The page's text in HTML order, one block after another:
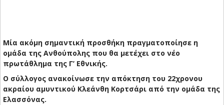
Μία ακόμη σημαντική προσθήκη πραγματοποίησε η
ομάδα της Ανθούπολης που θα μετέχει στο νέο
πρωτάθλημα της Γ’ Εθνικής.
Ο σύλλογος ανακοίνωσε την απόκτηση του 22χρονου
ακραίου αμυντικού Κλεάνθη Κορτσάρι από την ομάδα της
Ελασσόνας.